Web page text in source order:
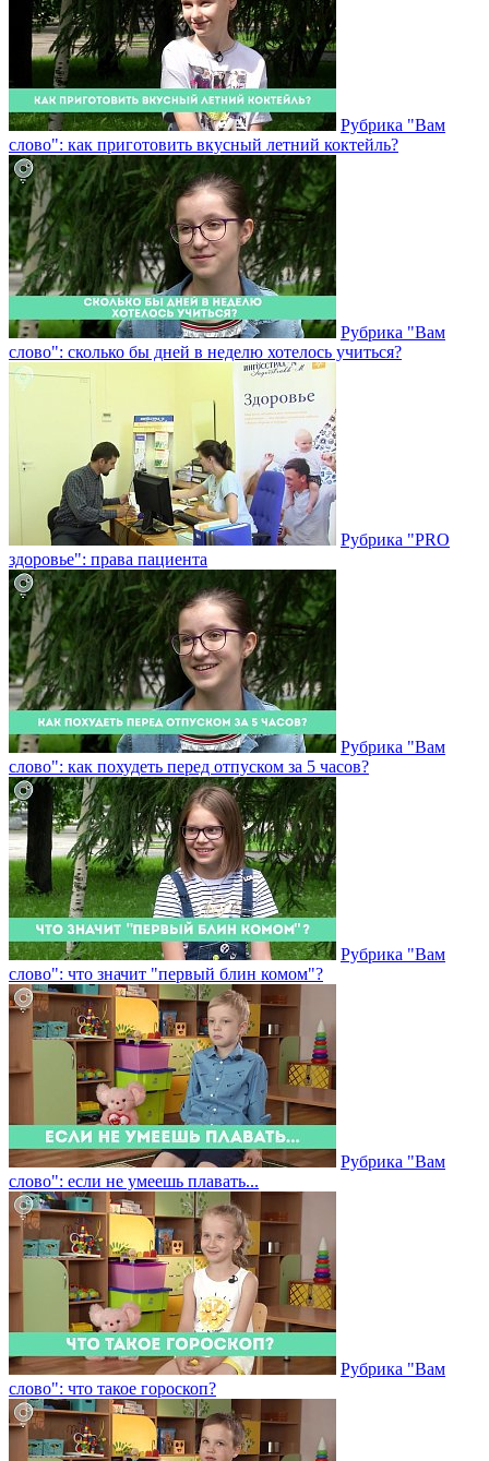
Рубрика "Вам
слово": как приготовить вкусный летний коктейль?
Рубрика "Вам
слово": сколько бы дней в неделю хотелось учиться?
Рубрика "PRO
здоровье": права пациента
Рубрика "Вам
слово": как похудеть перед отпуском за 5 часов?
Рубрика "Вам
слово": что значит "первый блин комом"?
Рубрика "Вам
слово": если не умеешь плавать...
Рубрика "Вам
слово": что такое гороскоп?